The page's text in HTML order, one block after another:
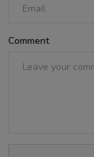
Comment